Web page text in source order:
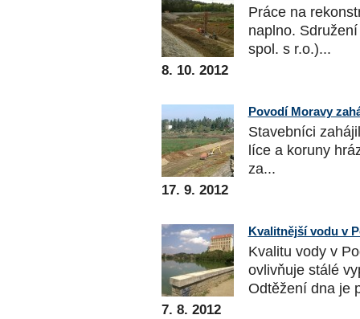
Práce na
naplno.
spol. s r.o.)...
8. 10. 2012
Povodí Moravy
Stavebníci
líce a koruny
za...
17. 9. 2012
Kvalitnější vodu v
Kvalitu vody v
ovlivňuje stálé
Odtěžení dna je
7. 8. 2012